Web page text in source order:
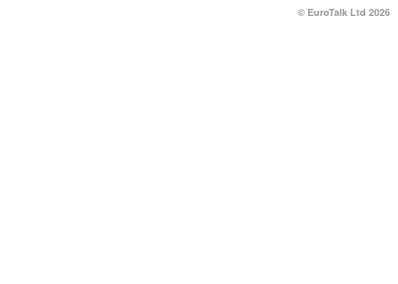
© EuroTalk Ltd 2026